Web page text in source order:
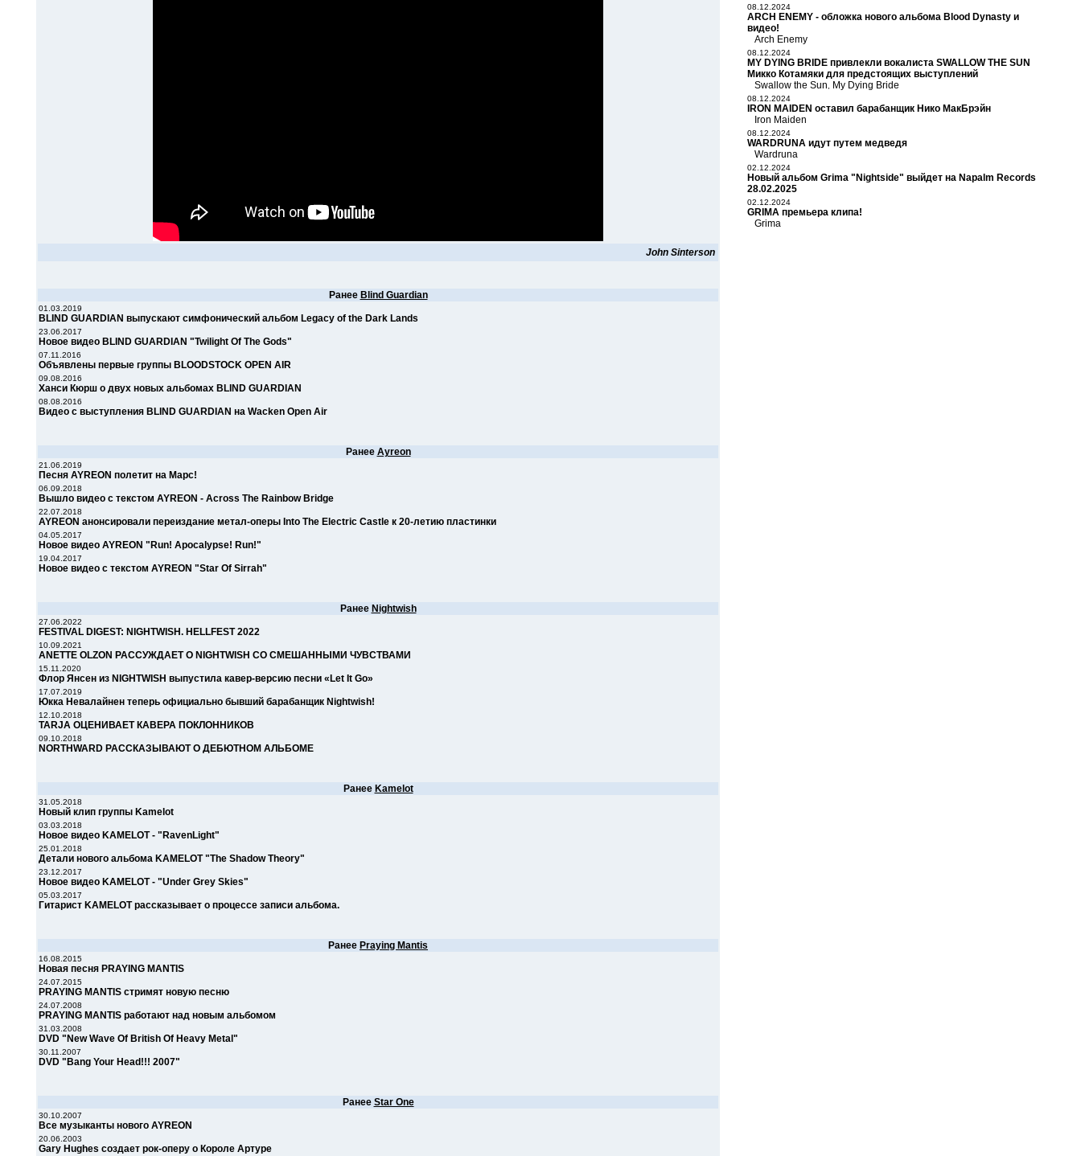
John Sinterson
Ранее Blind Guardian
01.03.2019
BLIND GUARDIAN выпускают симфонический альбом Legacy of the Dark Lands
23.06.2017
Новое видео BLIND GUARDIAN "Twilight Of The Gods"
07.11.2016
Объявлены первые группы BLOODSTOCK OPEN AIR
09.08.2016
Ханси Кюрш о двух новых альбомах BLIND GUARDIAN
08.08.2016
Видео с выступления BLIND GUARDIAN на Wacken Open Air
Ранее Ayreon
21.06.2019
Песня AYREON полетит на Марс!
06.09.2018
Вышло видео с текстом AYREON - Across The Rainbow Bridge
22.07.2018
AYREON анонсировали переиздание метал-оперы Into The Electric Castle к 20-летию пластинки
04.05.2017
Новое видео AYREON "Run! Apocalypse! Run!"
19.04.2017
Новое видео с текстом AYREON "Star Of Sirrah"
Ранее Nightwish
27.06.2022
FESTIVAL DIGEST: NIGHTWISH. HELLFEST 2022
10.09.2021
ANETTE OLZON РАССУЖДАЕТ О NIGHTWISH СО СМЕШАННЫМИ ЧУВСТВАМИ
15.11.2020
Флор Янсен из NIGHTWISH выпустила кавер-версию песни «Let It Go»
17.07.2019
Юкка Невалайнен теперь официально бывший барабанщик Nightwish!
12.10.2018
TARJA ОЦЕНИВАЕТ КАВЕРА ПОКЛОННИКОВ
09.10.2018
NORTHWARD РАССКАЗЫВАЮТ О ДЕБЮТНОМ АЛЬБОМЕ
Ранее Kamelot
31.05.2018
Новый клип группы Kamelot
03.03.2018
Новое видео KAMELOT - "RavenLight"
25.01.2018
Детали нового альбома KAMELOT "The Shadow Theory"
23.12.2017
Новое видео KAMELOT - "Under Grey Skies"
05.03.2017
Гитарист KAMELOT рассказывает о процессе записи альбома.
Ранее Praying Mantis
16.08.2015
Новая песня PRAYING MANTIS
24.07.2015
PRAYING MANTIS стримят новую песню
24.07.2008
PRAYING MANTIS работают над новым альбомом
31.03.2008
DVD "New Wave Of British Of Heavy Metal"
30.11.2007
DVD "Bang Your Head!!! 2007"
Ранее Star One
30.10.2007
Все музыканты нового AYREON
20.06.2003
Gary Hughes создает рок-оперу о Короле Артуре
08.12.2024
ARCH ENEMY - обложка нового альбома Blood Dynasty и
видео!
Arch Enemy
08.12.2024
MY DYING BRIDE привлекли вокалиста SWALLOW THE SUN
Микко Котамяки для предстоящих выступлений
Swallow the Sun
My Dying Bride
08.12.2024
IRON MAIDEN оставил барабанщик Нико МакБрэйн
Iron Maiden
08.12.2024
WARDRUNA идут путем медведя
Wardruna
02.12.2024
Новый альбом Grima "Nightside" выйдет на Napalm Records
28.02.2025
02.12.2024
GRIMA премьера клипа!
Grima